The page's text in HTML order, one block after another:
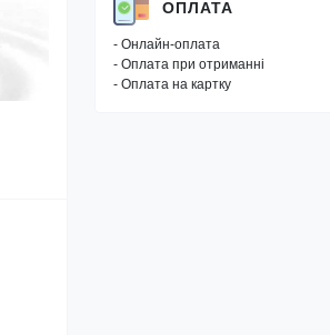
ОПЛАТА
- Онлайн-оплата
- Оплата при отриманні
- Оплата на картку